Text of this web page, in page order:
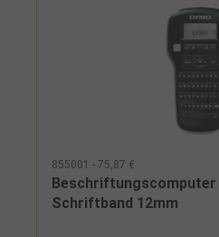
855001 - 75,87 €
Beschriftungscomputer
Schriftband 12mm